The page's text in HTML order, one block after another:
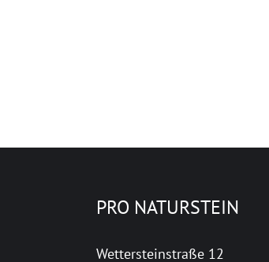
PRO NATURSTEIN
Wettersteinstraße 12